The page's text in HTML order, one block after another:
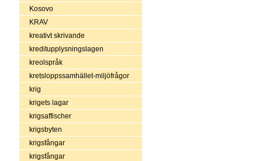
Kosovo
KRAV
kreativt skrivande
kreditupplysningslagen
kreolspråk
kretsloppssamhället-miljöfrågor
krig
krigets lagar
krigsaffischer
krigsbyten
krigsfångar
krigsfångar